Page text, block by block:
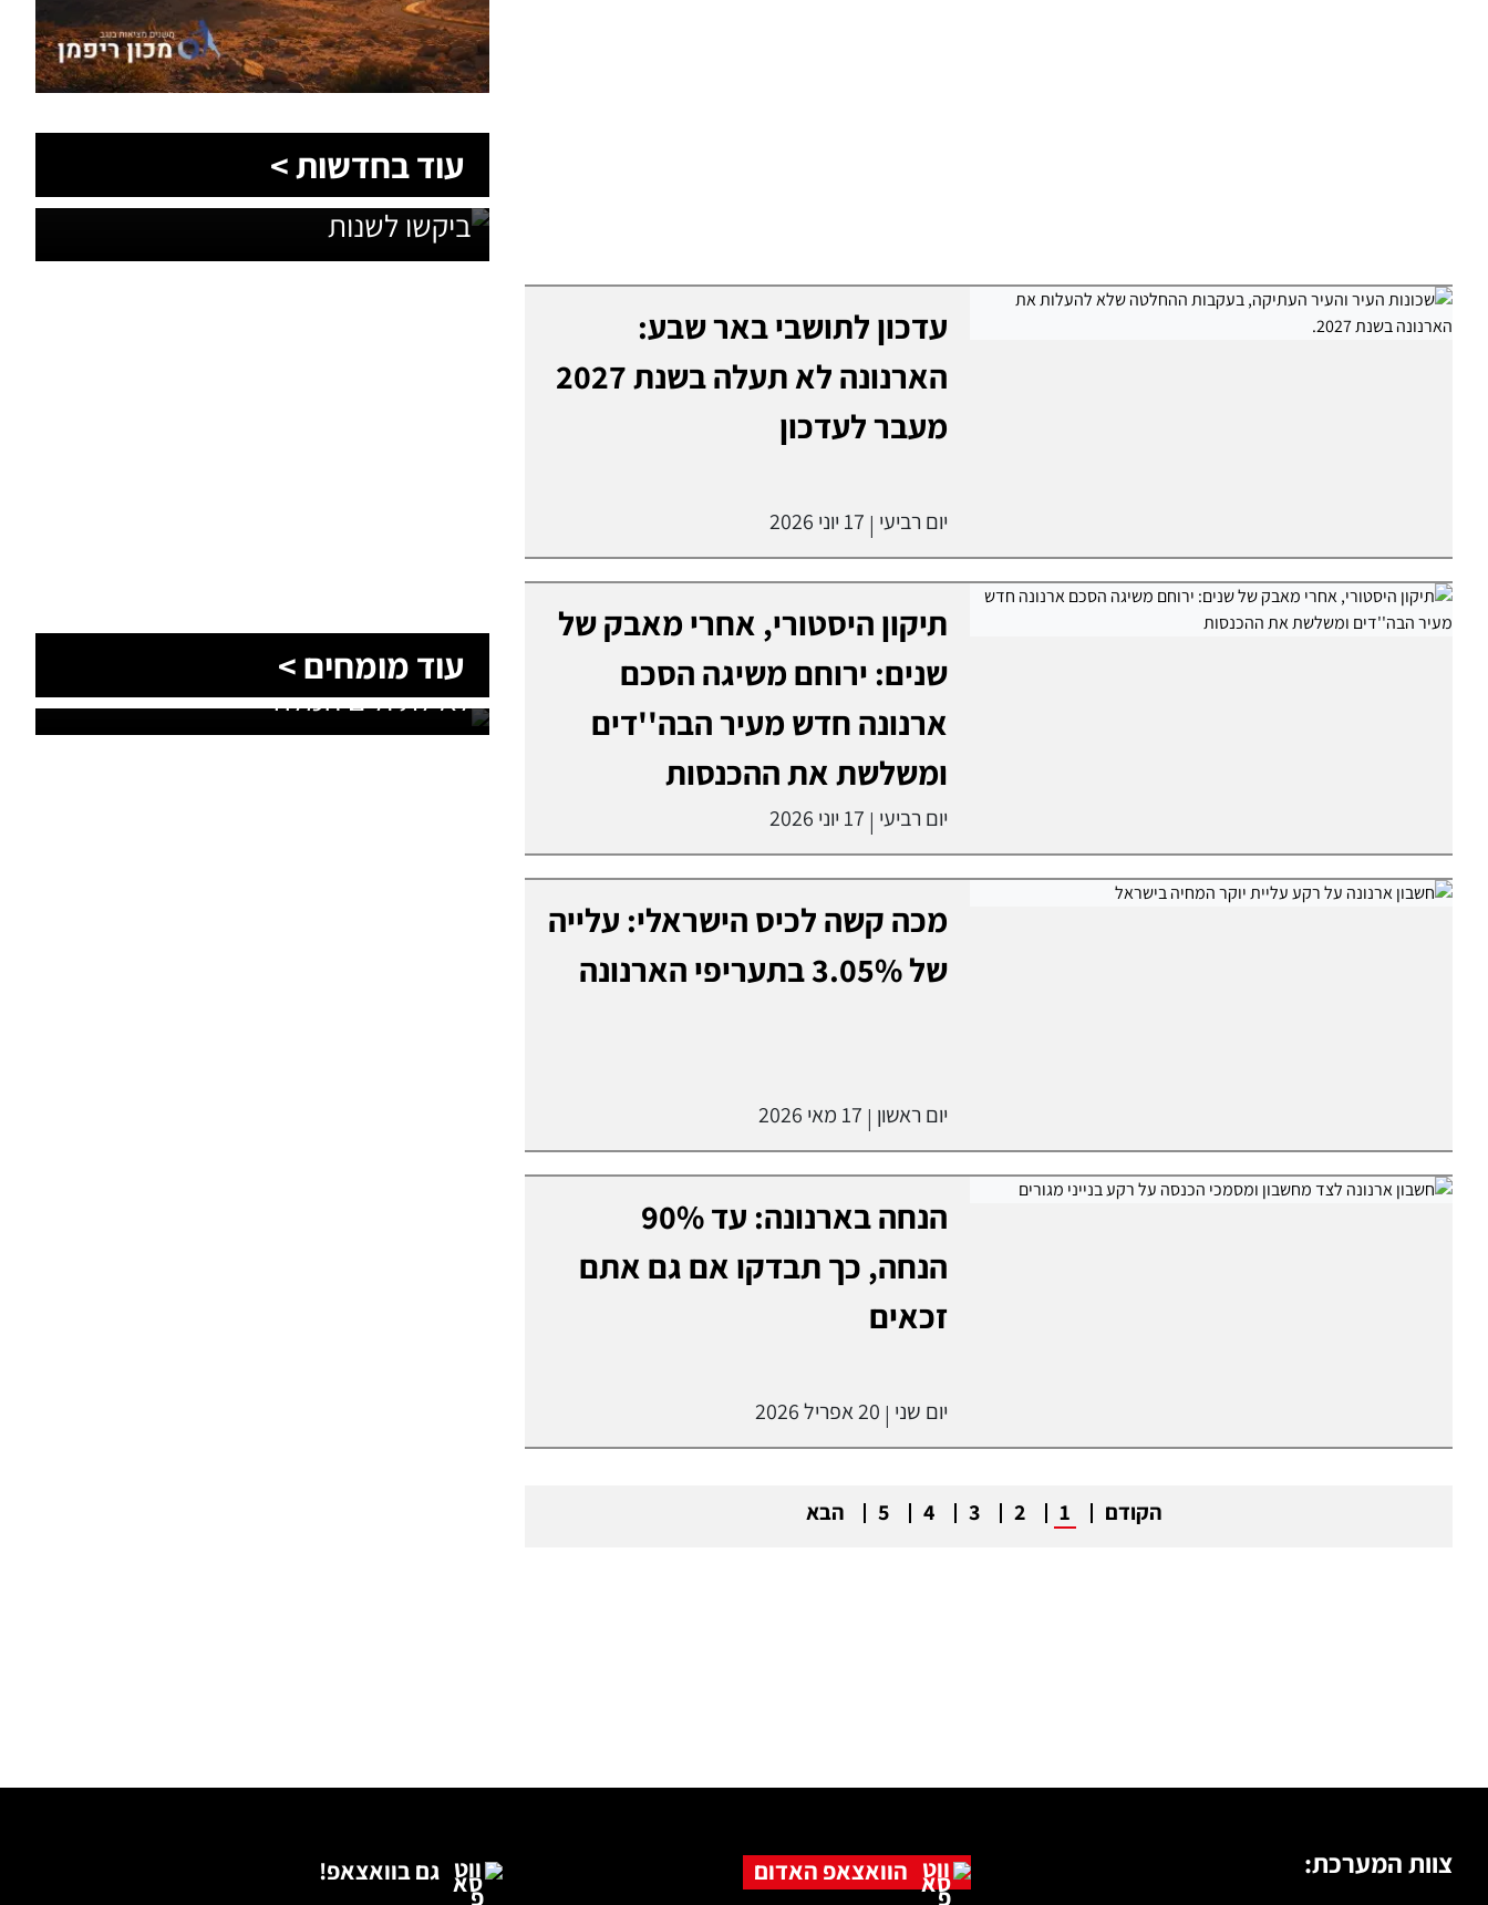
עדכון לתושבי באר שבע:
הארנונה לא תעלה בשנת 2027
מעבר לעדכון
יום רביעי | 17 יוני 2026
תיקון היסטורי, אחרי מאבק של
שנים: ירוחם משיגה הסכם
ארנונה חדש מעיר הבה''דים
ומשלשת את ההכנסות
יום רביעי | 17 יוני 2026
מכה קשה לכיס הישראלי: עלייה
של 3.05% בתעריפי הארנונה
יום ראשון | 17 מאי 2026
הנחה בארנונה: עד 90%
הנחה, כך תבדקו אם גם אתם
זכאים
יום שני | 20 אפריל 2026
הקודם 1
2
3
4
5 הבא
עוד בחדשות >
1,600 מתושבי עומר השתתפו בגיבוש
תוכנית האב לחינוך: זה מה שהם
ביקשו לשנות
עוד מומחים >
הסעות בדרום 2026: כך מתכננים
נסיעה קבוצתית מושלמת לנגב,
לאילת ולים המלח
גם בוואצאפ! הוואצאפ האדום צוות המערכת: